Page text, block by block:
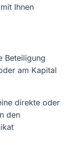
Ihnen
Beteiligung
am Kapital
direkte oder
den